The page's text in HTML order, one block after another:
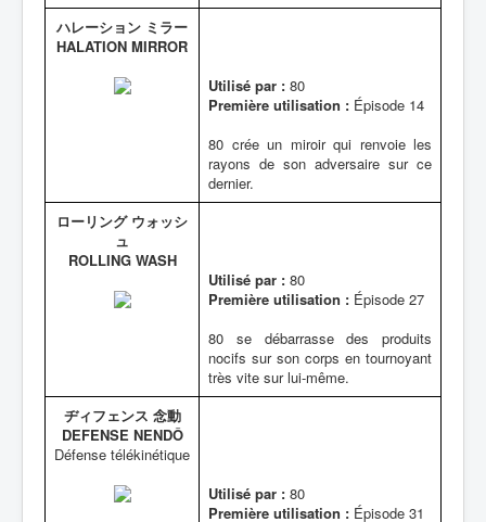
ハレーション ミラー
HALATION MIRROR
Utilisé par : 80
Première utilisation : Épisode 14
80 crée un miroir qui renvoie les
rayons de son adversaire sur ce
dernier.
ローリング ウォッシ
ュ
ROLLING WASH
Utilisé par : 80
Première utilisation : Épisode 27
80 se débarrasse des produits
nocifs sur son corps en tournoyant
très vite sur lui-même.
ヂィフェンス 念動
DEFENSE NENDÔ
Défense télékinétique
Utilisé par : 80
Première utilisation : Épisode 31